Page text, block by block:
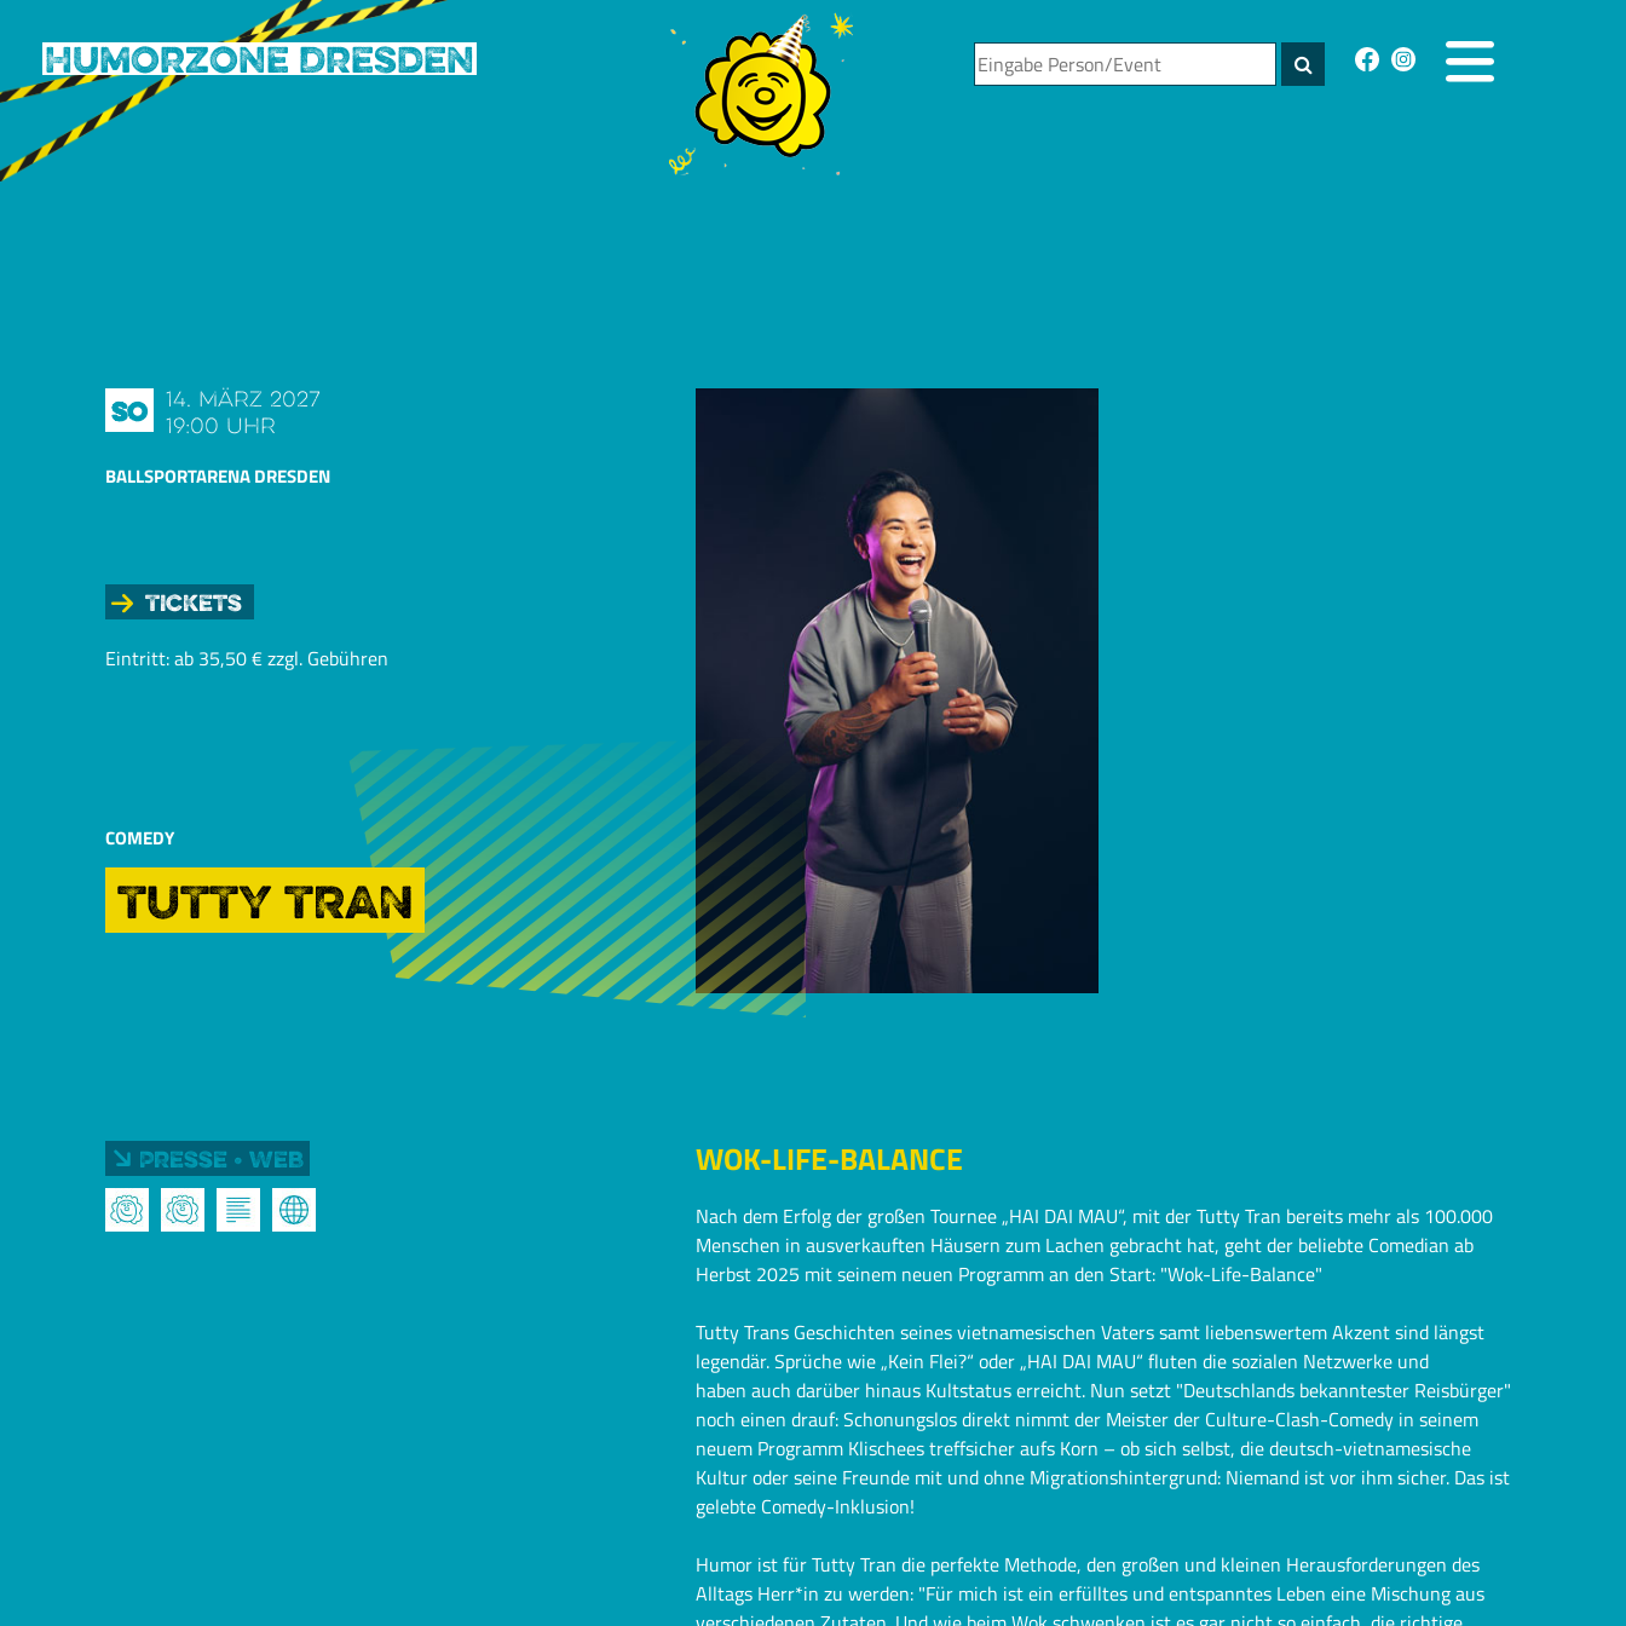
Humorzone Dresden
So
14. März 2027
19:00 Uhr
BALLSPORTARENA DRESDEN
Tickets
Eintritt: ab 35,50 € zzgl. Gebühren
COMEDY
TUTTY TRAN
Presse • Web WOK-LIFE-BALANCE
Nach dem Erfolg der großen Tournee „HAI DAI MAU“, mit der Tutty Tran bereits mehr als 100.000
Menschen in ausverkauften Häusern zum Lachen gebracht hat, geht der beliebte Comedian ab
Herbst 2025 mit seinem neuen Programm an den Start: "Wok-Life-Balance"
Tutty Trans Geschichten seines vietnamesischen Vaters samt liebenswertem Akzent sind längst
legendär. Sprüche wie „Kein Flei?“ oder „HAI DAI MAU“ fluten die sozialen Netzwerke und
haben auch darüber hinaus Kultstatus erreicht. Nun setzt "Deutschlands bekanntester Reisbürger"
noch einen drauf: Schonungslos direkt nimmt der Meister der Culture-Clash-Comedy in seinem
neuem Programm Klischees treffsicher aufs Korn – ob sich selbst, die deutsch-vietnamesische
Kultur oder seine Freunde mit und ohne Migrationshintergrund: Niemand ist vor ihm sicher. Das ist
gelebte Comedy-Inklusion!
Humor ist für Tutty Tran die perfekte Methode, den großen und kleinen Herausforderungen des
Alltags Herr*in zu werden: "Für mich ist ein erfülltes und entspanntes Leben eine Mischung aus